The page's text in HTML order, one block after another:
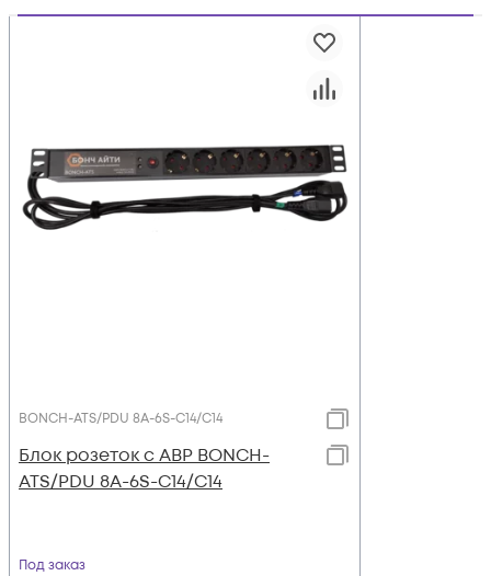
BONCH-ATS/PDU 8A-6S-C14/C14
Блок розеток с АВР BONCH-
ATS/PDU 8A-6S-C14/C14
Под заказ